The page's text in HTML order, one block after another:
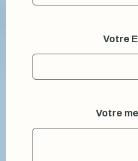
Votre
Votre